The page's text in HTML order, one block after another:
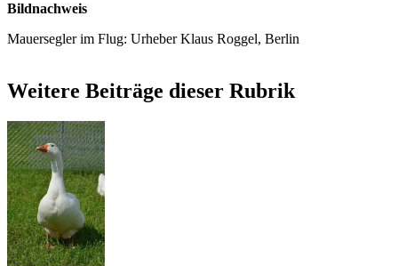
Bildnachweis
Mauersegler im Flug: Urheber Klaus Roggel, Berlin
Weitere Beiträge dieser Rubrik